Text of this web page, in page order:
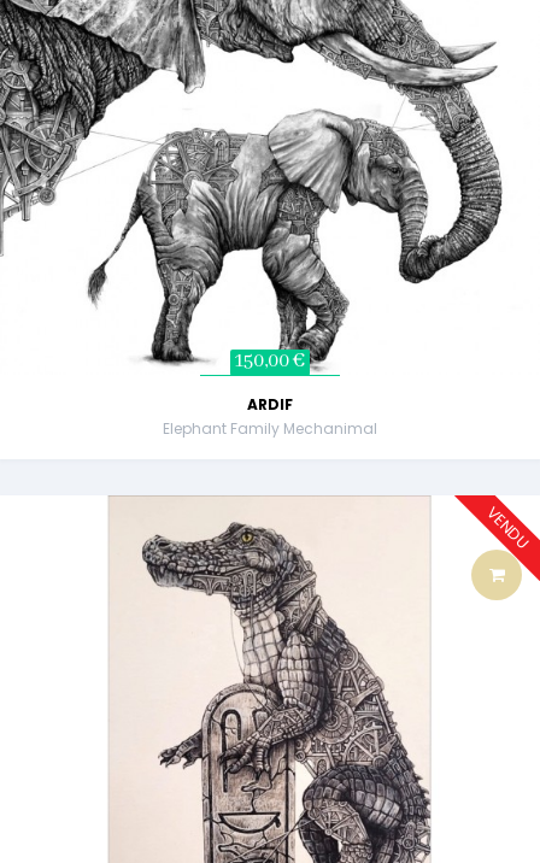
150,00 €
ARDIF
Elephant Family Mechanimal
VENDU